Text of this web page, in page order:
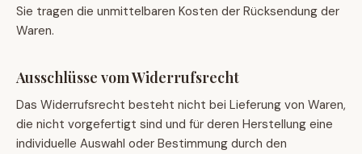
Sie tragen die unmittelbaren Kosten der Rücksendung der
Waren.
Ausschlüsse vom Widerrufsrecht
Das Widerrufsrecht besteht nicht bei Lieferung von Waren,
die nicht vorgefertigt sind und für deren Herstellung eine
individuelle Auswahl oder Bestimmung durch den